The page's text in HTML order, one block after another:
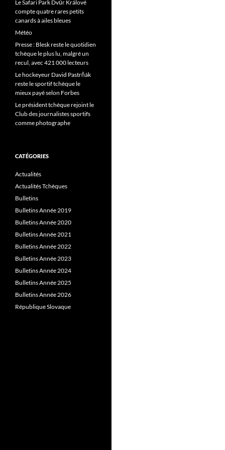
Le Safari Park Dvůr Králové
compte quatre rares petits
canards à ailes bleues
Météo
Presse : Blesk reste le quotidien
tchèque le plus lu, malgré un
recul, avec 421 000 lecteurs
Le hockeyeur David Pastrňák
reste le sportif tchèque le
mieux payé selon Forbes
Le président tchèque rejoint le
Club des journalistes sportifs
comme photographe
CATÉGORIES
Actualités
Actualités Tchèques
Bulletins
Bulletins Année 2019
Bulletins Année 2020
Bulletins Année 2021
Bulletins Année 2022
Bulletins Année 2023
Bulletins Année 2024
Bulletins Année 2025
Bulletins Année 2026
République Slovaque